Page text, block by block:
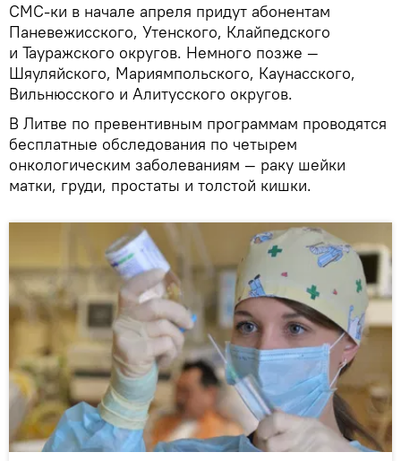
СМС-ки в начале апреля придут абонентам
Паневежисского, Утенского, Клайпедского
и Тауражского округов. Немного позже —
Шяуляйского, Мариямпольского, Каунасского,
Вильнюсского и Алитусского округов.
В Литве по превентивным программам проводятся
бесплатные обследования по четырем
онкологическим заболеваниям — раку шейки
матки, груди, простаты и толстой кишки.